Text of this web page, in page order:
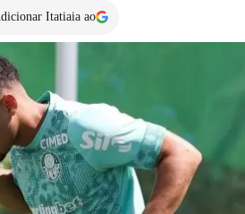
Itatiaia ao